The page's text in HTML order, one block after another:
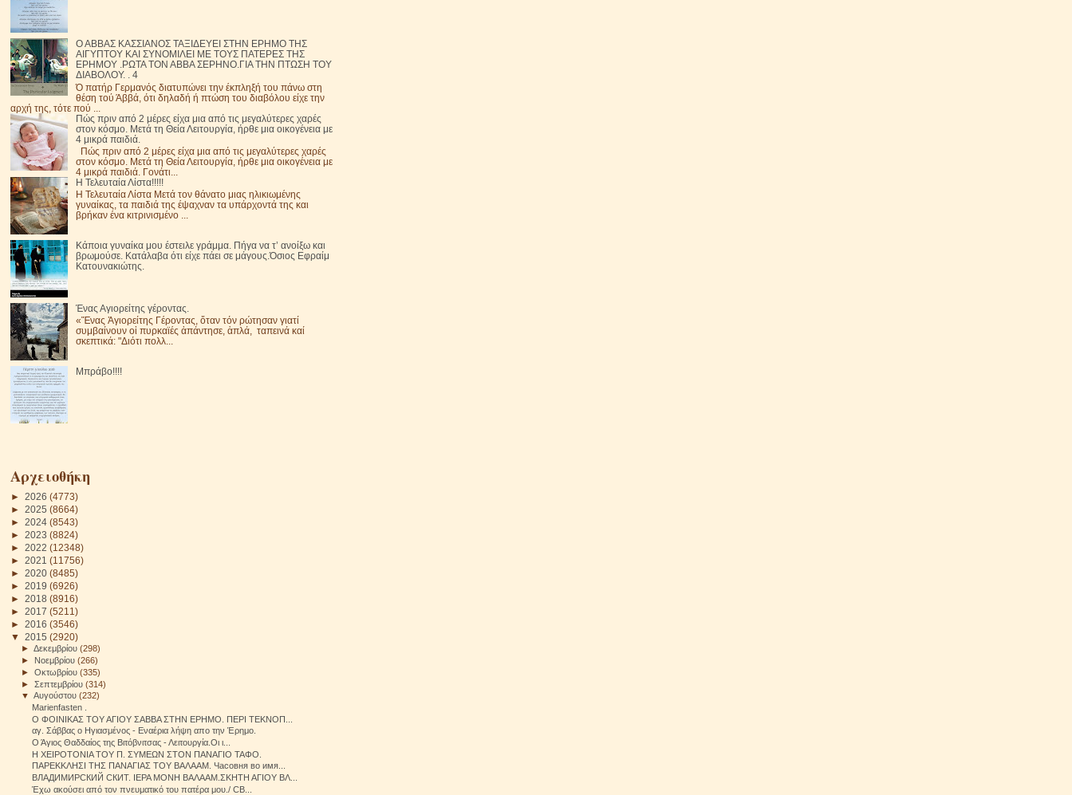
Ο ΑΒΒΑΣ ΚΑΣΣΙΑΝΟΣ ΤΑΞΙΔΕΥΕΙ ΣΤΗΝ ΕΡΗΜΟ ΤΗΣ
ΑΙΓΥΠΤΟΥ ΚΑΙ ΣΥΝΟΜΙΛΕΙ ΜΕ ΤΟΥΣ ΠΑΤΕΡΕΣ ΤΗΣ
ΕΡΗΜΟΥ .ΡΩΤΑ ΤΟΝ ΑΒΒΑ ΣΕΡΗΝΟ.ΓΙΑ ΤΗΝ ΠΤΩΣΗ ΤΟΥ
ΔΙΑΒΟΛΟΥ. . 4
Ό πατήρ Γερμανός διατυπώνει την έκπληξή του πάνω στη
θέση τού Άββά, ότι δηλαδή ή πτώση του διαβόλου είχε την
αρχή της, τότε πού ...
Πώς πριν από 2 μέρες είχα μια από τις μεγαλύτερες χαρές
στον κόσμο. Μετά τη Θεία Λειτουργία, ήρθε μια οικογένεια με
4 μικρά παιδιά.
Πώς πριν από 2 μέρες είχα μια από τις μεγαλύτερες χαρές
στον κόσμο. Μετά τη Θεία Λειτουργία, ήρθε μια οικογένεια με
4 μικρά παιδιά. Γονάτι...
Η Τελευταία Λίστα!!!!!
Η Τελευταία Λίστα Μετά τον θάνατο μιας ηλικιωμένης
γυναίκας, τα παιδιά της έψαχναν τα υπάρχοντά της και
βρήκαν ένα κιτρινισμένο ...
Κάποια γυναίκα μου έστειλε γράμμα. Πήγα να τ’ ανοίξω και
βρωμούσε. Κατάλαβα ότι είχε πάει σε μάγους.Όσιος Εφραίμ
Κατουνακιώτης.
Ένας Αγιορείτης γέροντας.
«Ἕνας Ἁγιορείτης Γέροντας, ὅταν τόν ρώτησαν γιατί
συμβαίνουν οἱ πυρκαϊές ἀπάντησε, ἁπλά, ταπεινά καί
σκεπτικά: "Διότι πολλ...
Μπράβο!!!!
Αρχειοθήκη
► 2026 (4773)
► 2025 (8664)
► 2024 (8543)
► 2023 (8824)
► 2022 (12348)
► 2021 (11756)
► 2020 (8485)
► 2019 (6926)
► 2018 (8916)
► 2017 (5211)
► 2016 (3546)
▼ 2015 (2920)
►Δεκεμβρίου(298)
► Νοεμβρίου(266)
►Οκτωβρίου(335)
►Σεπτεμβρίου(314)
▼Αυγούστου(232)
Marienfasten .
Ο ΦΟΙΝΙΚΑΣ ΤΟΥ ΑΓΙΟΥ ΣΑΒΒΑ ΣΤΗΝ ΕΡΗΜΟ. ΠΕΡΙ ΤΕΚΝΟΠ...
αγ. Σάββας ο Ηγιασμένος - Εναέρια λήψη απο την Έρημο.
Ο Άγιος Θαδδαίος της Βιτόβνιτσας - Λειτουργία.Οι ι...
Η ΧΕΙΡΟΤΟΝΙΑ ΤΟΥ Π. ΣΥΜΕΩΝ ΣΤΟΝ ΠΑΝΑΓΙΟ ΤΑΦΟ.
ΠΑΡΕΚΚΛΗΣΙ ΤΗΣ ΠΑΝΑΓΙΑΣ ΤΟΥ ΒΑΛΑΑΜ. Часовня во имя...
ВЛАДИМИРСКИЙ СКИТ. ΙΕΡΑ ΜΟΝΗ ΒΑΛΑΑΜ.ΣΚΗΤΗ ΑΓΙΟΥ ΒΛ...
Έχω ακούσει από τον πνευματικό του πατέρα μου./ СВ...